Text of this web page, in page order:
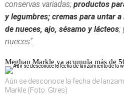
conservas variadas; productos
y legumbres; cremas para untar a
de nueces, ajo, sésamo y lácteos;
nueces".
Meghan Markle ya acumula más de
Aún se desconoce la fecha de
Markle (Foto: Gtres)